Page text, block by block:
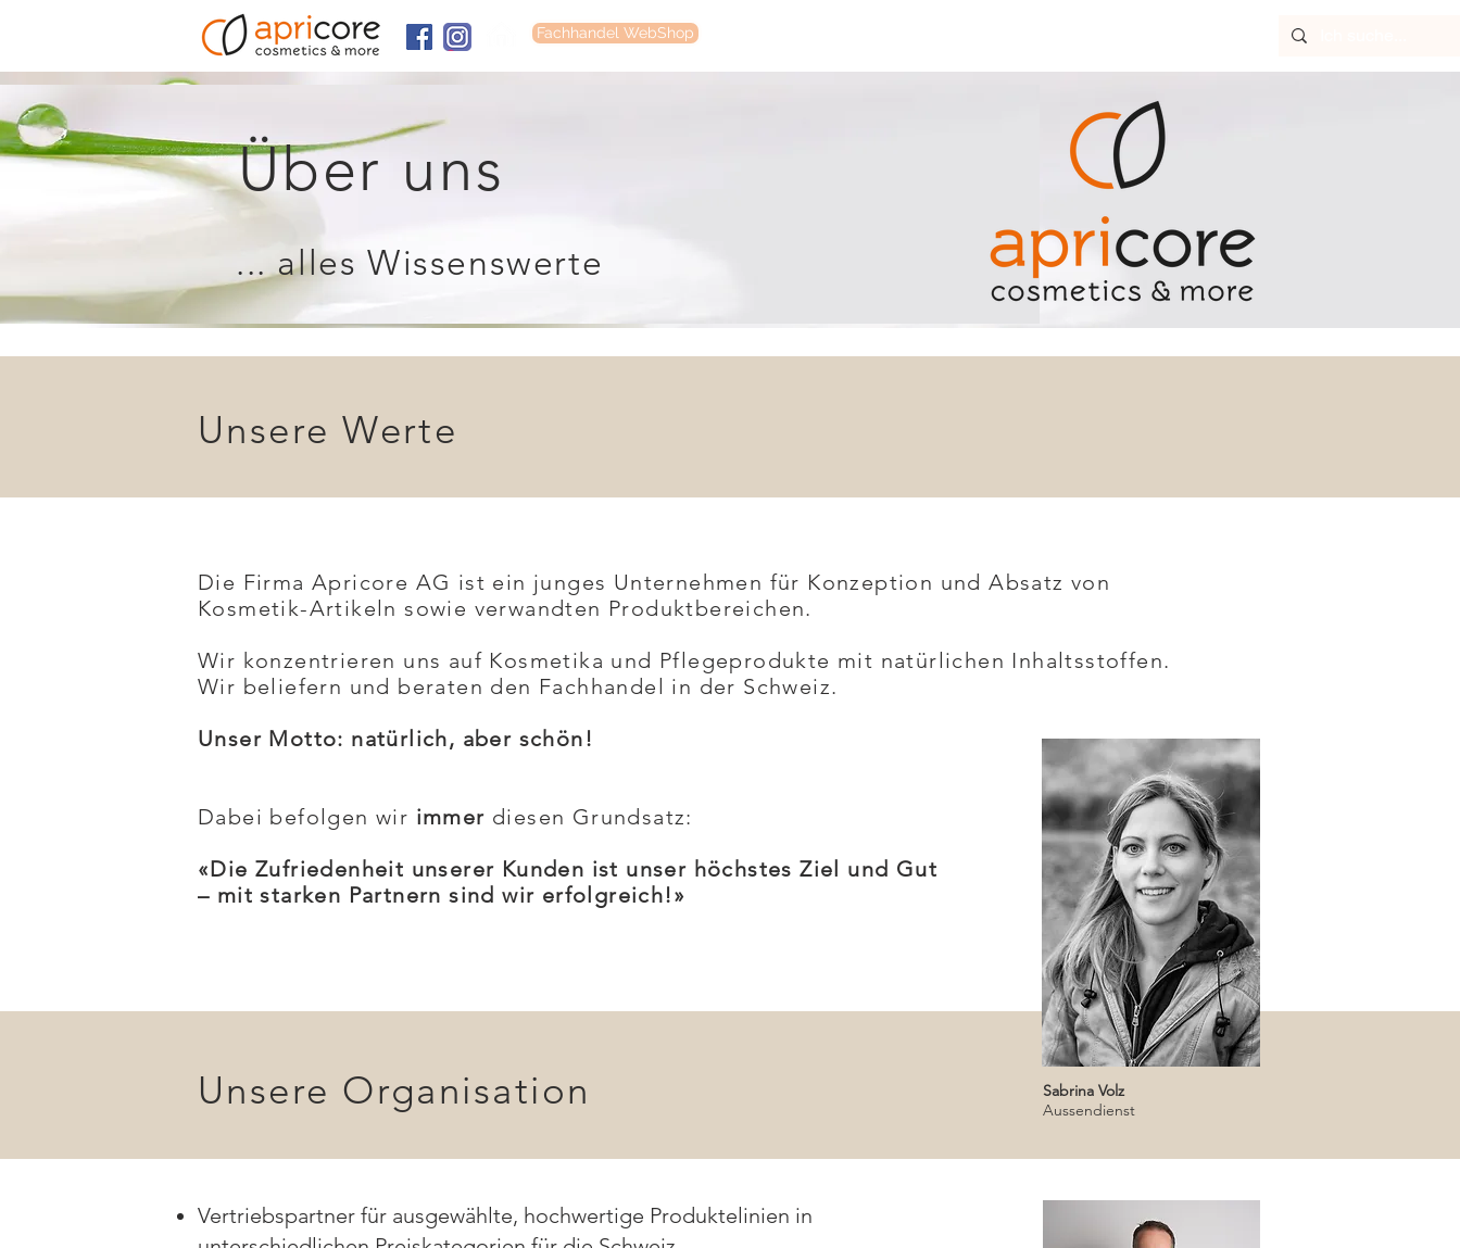
Fachhandel WebShop
Über uns
... alles Wissenswerte
Unsere Werte
Die Firma Apricore AG ist ein junges Unternehmen für Konzeption und Absatz von
Kosmetik-Artikeln sowie verwandten Produktbereichen.
Wir konzentrieren uns auf Kosmetika und Pflegeprodukte mit natürlichen Inhaltsstoffen.
Wir beliefern und beraten den Fachhandel in der Schweiz.
Unser Motto: natürlich, aber schön!
Dabei befolgen wir immer diesen Grundsatz:
«Die Zufriedenheit unserer Kunden ist unser höchstes Ziel und Gut
– mit starken Partnern sind wir erfolgreich!»
Unsere Organisation
Sabrina Volz
Aussendienst
Vertriebspartner für ausgewählte, hochwertige Produktelinien in